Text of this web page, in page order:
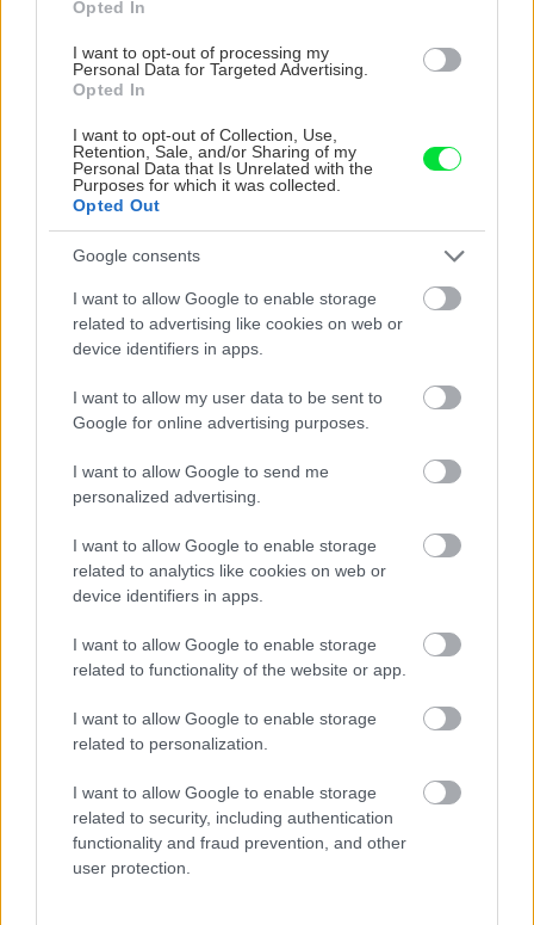
Opted In
I want to opt-out of processing my
Personal Data for Targeted Advertising.
Opted In
I want to opt-out of Collection, Use,
Retention, Sale, and/or Sharing of my
Personal Data that Is Unrelated with the
Purposes for which it was collected.
Opted Out
Google consents
I want to allow Google to enable storage
related to advertising like cookies on web or
device identifiers in apps.
I want to allow my user data to be sent to
Google for online advertising purposes.
I want to allow Google to send me
personalized advertising.
I want to allow Google to enable storage
related to analytics like cookies on web or
device identifiers in apps.
I want to allow Google to enable storage
related to functionality of the website or app.
I want to allow Google to enable storage
related to personalization.
I want to allow Google to enable storage
related to security, including authentication
functionality and fraud prevention, and other
user protection.
na konštrukciu zimnej záhrady. Látku s UV
filtrom stiahnete do krycieho boxu, ktorý ju
chráni pred poškodením a zašpinením.
Vďaka tieniacej rolete teplota v zimnej záhrade menej
elektrického pohonu a diaľkového ovládania
funguje na jedno kliknutie. Vonkajšie rolety
zaistia, žeteplota počas letných dní nebude
tak kolísaťa rozdiely medzi dňom a nocou
nebudú také výrazné. Aj tak je v prípade